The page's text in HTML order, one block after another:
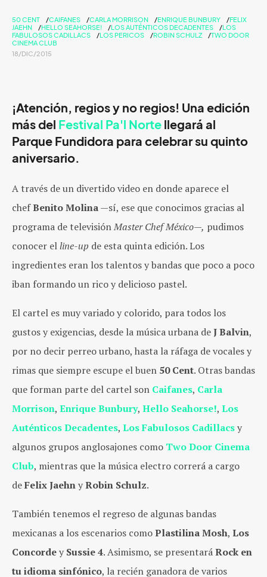
50 CENT CAIFANES CARLA MORRISON ENRIQUE BUNBURY
FELIX
JAEHN
HELLO SEAHORSE! LOS AUTÉNTICOS DECADENTES
LOS
FABULOSOS CADILLACS
LOS PERICOS ROBIN SCHULZ
TWO DOOR
CINEMA CLUB
18/DIC/2015
¡Atención, regios y no regios! Una edición
más del Festival Pa'l Norte llegará al
Parque Fundidora para celebrar su quinto
aniversario.
A través de un divertido video en donde aparece el
chefBenito Molina—sí, ese que conocimos gracias al
programa de televisiónMaster Chef México—, pudimos
conocer elline-up de esta quinta edición. Los
ingredientes eran los talentos y bandas que poco a poco
iban formando un rico y delicioso pastel.
El cartel es muy variado y colorido, para todos los
gustos y exigencias, desde la música urbana deJ Balvin,
por no decir perreo urbano, hasta la ráfaga de vocales y
rimas que siempre escupe el buen 50 Cent. Otras bandas
que forman parte del cartel son Caifanes, Carla
Morrison, Enrique Bunbury, Hello Seahorse!, Los
Auténticos Decadentes, Los Fabulosos Cadillacsy
algunos grupos anglosajones como Two Door Cinema
Club, mientras que la música electro correrá a cargo
deFelix JaehnyRobin Schulz.
También tenemos el regreso de algunas bandas
mexicanas a los escenarios comoPlastilina Mosh, Los
Concordey Sussie 4. Asimismo, se presentaráRock en
tu idioma sinfónico, la recién ganadora de varios